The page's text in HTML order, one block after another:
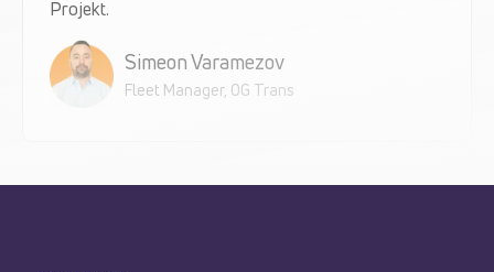
Projekt.
Simeon Varamezov
Fleet Manager, OG Trans